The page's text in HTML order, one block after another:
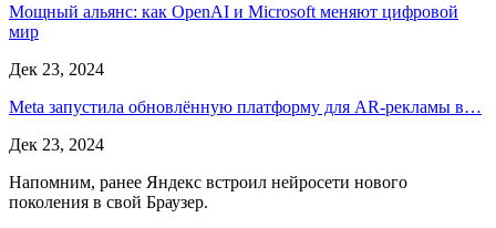
Мощный альянс: как OpenAI и Microsoft меняют цифровой
мир
Дек 23, 2024
Meta запустила обновлённую платформу для AR-рекламы в…
Дек 23, 2024
Напомним, ранее Яндекс встроил нейросети нового
поколения в свой Браузер.